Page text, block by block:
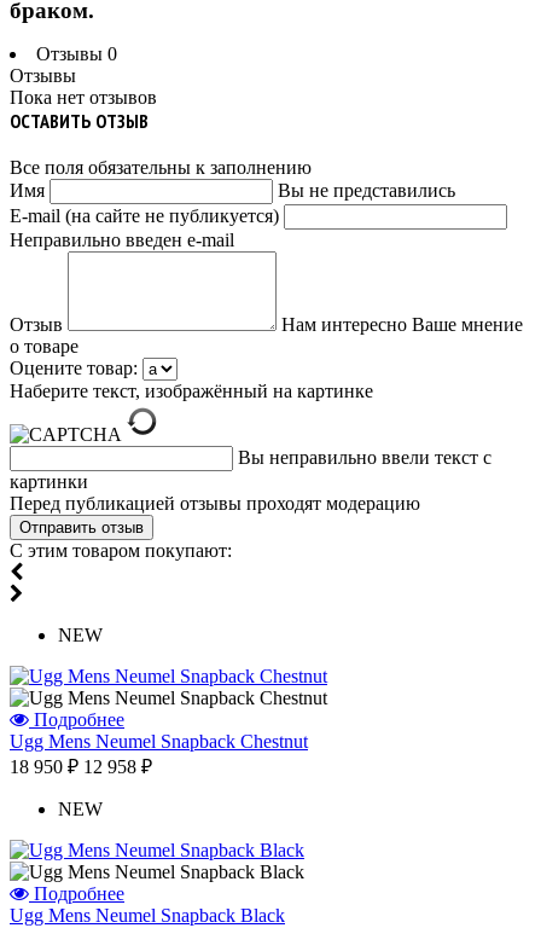
браком.
Отзывы 0
Отзывы
Пока нет отзывов
ОСТАВИТЬ ОТЗЫВ
Все поля обязательны к заполнению
Имя
Вы не представились
E-mail (на сайте не публикуется)
Неправильно введен e-mail
Отзыв
Нам интересно Ваше мнение
о товаре
Оцените товар:
Наберите текст, изображённый на картинке
Вы неправильно ввели текст с
картинки
Перед публикацией отзывы проходят модерацию
С этим товаром покупают:
NEW
Подробнее
Ugg Mens Neumel Snapback Chestnut
18 950 ₽ 12 958 ₽
NEW
Подробнее
Ugg Mens Neumel Snapback Black